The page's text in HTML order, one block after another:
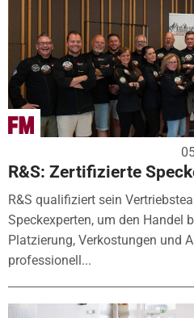
R&S: Zertifizierte
R&S qualifiziert sein
Speckexperten, um den Handel
Platzierung, Verkostungen und
professionell...